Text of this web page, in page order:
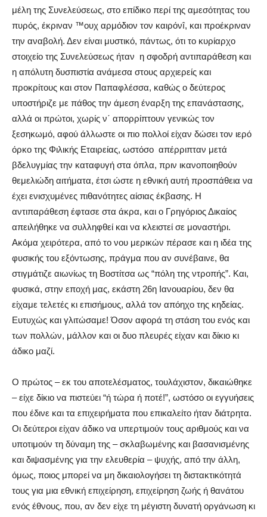
μέλη της Συνελεύσεως, στο επίδικο περί της αμεσότητας του
πυρός, έκριναν ™ουχ αρμόδιον τον καιρόνî, και προέκριναν
την αναβολή. Δεν είναι μυστικό, πάντως, ότι το κυρίαρχο
στοιχείο της Συνελεύσεως ήταν η σφοδρή αντιπαράθεση και
η απόλυτη δυσπιστία ανάμεσα στους αρχιερείς και
προκρίτους και στον Παπαφλέσσα, καθώς ο δεύτερος
υποστήριζε με πάθος την άμεση έναρξη της επανάστασης,
αλλά οι πρώτοι, χωρίς ν΄ απορρίπτουν γενικώς τον
ξεσηκωμό, αφού άλλωστε οι πιο πολλοί είχαν δώσει τον ιερό
όρκο της Φιλικής Εταιρείας, ωστόσο απέρριπταν μετά
βδελυγμίας την καταφυγή στα όπλα, πριν ικανοποιηθούν
θεμελιώδη αιτήματα, έτσι ώστε η εθνική αυτή προσπάθεια να
έχει ενισχυμένες πιθανότητες αίσιας έκβασης. Η
αντιπαράθεση έφτασε στα άκρα, και ο Γρηγόριος Δικαίος
απειλήθηκε να συλληφθεί και να κλειστεί σε μοναστήρι.
Ακόμα χειρότερα, από το νου μερικών πέρασε και η ιδέα της
φυσικής του εξόντωσης, πράγμα που αν συνέβαινε, θα
στιγμάτιζε αιωνίως τη Βοστίτσα ως “πόλη της ντροπής”. Και,
φυσικά, στην εποχή μας, εκάστη 26η Ιανουαρίου, δεν θα
είχαμε τελετές κι επισήμους, αλλά τον απόηχο της κηδείας.
Ευτυχώς και γλιτώσαμε! Όσον αφορά τη στάση του ενός και
των πολλών, μάλλον και οι δυο πλευρές είχαν και δίκιο κι
άδικο μαζί.
Ο πρώτος – εκ του αποτελέσματος, τουλάχιστον, δικαιώθηκε
– είχε δίκιο να πιστεύει “ή τώρα ή ποτέ!”, ωστόσο οι εγγυήσεις
που έδινε και τα επιχειρήματα που επικαλείτο ήταν διάτρητα.
Οι δεύτεροι είχαν άδικο να υπερτιμούν τους αριθμούς και να
υποτιμούν τη δύναμη της – σκλαβωμένης και βασανισμένης
και διψασμένης για την ελευθερία – ψυχής, από την άλλη,
όμως, ποιος μπορεί να μη δικαιολογήσει τη διστακτικότητά
τους για μια εθνική επιχείρηση, επιχείρηση ζωής ή θανάτου
ενός έθνους, που, αν δεν είχε τη μέγιστη δυνατή οργάνωση κι